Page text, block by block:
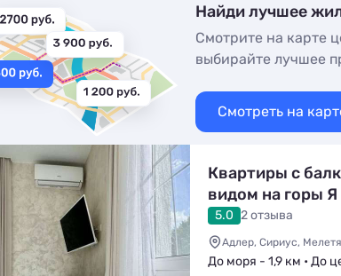
Найди лучшее
Смотрите на карте
выбирайте лучшее
Смотреть на
Квартиры с
видом на горы
5.0 2 отзыва
Адлер, Сириус,
До моря - 1,9 км • До